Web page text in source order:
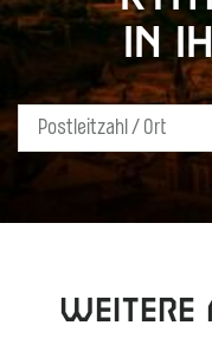
in
Weitere